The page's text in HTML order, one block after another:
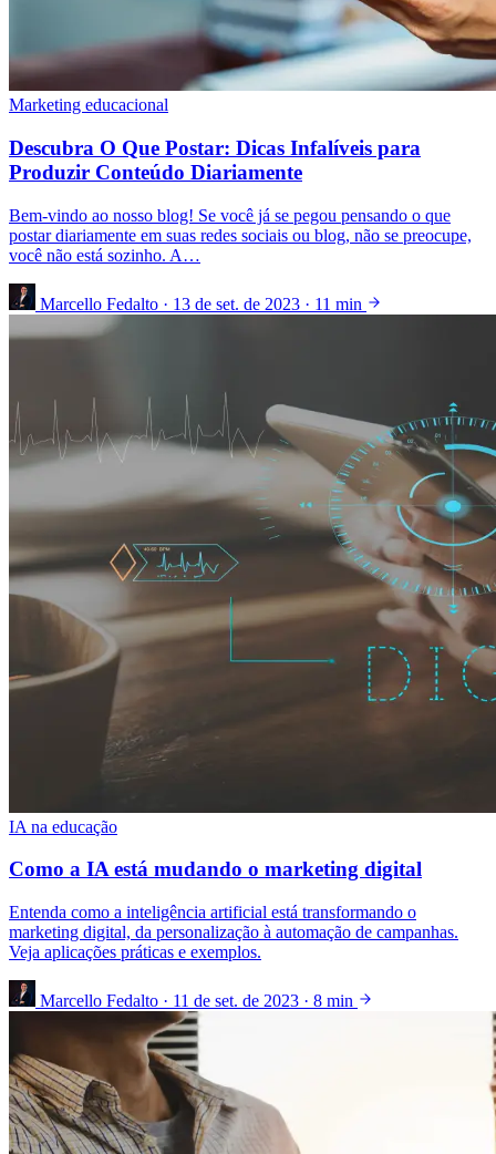
Marketing educacional
Descubra O Que Postar: Dicas Infalíveis para
Produzir Conteúdo Diariamente
Bem-vindo ao nosso blog! Se você já se pegou pensando o que
postar diariamente em suas redes sociais ou blog, não se preocupe,
você não está sozinho. A…
Marcello Fedalto · 13 de set. de 2023 · 11 min
IA na educação
Como a IA está mudando o marketing digital
Entenda como a inteligência artificial está transformando o
marketing digital, da personalização à automação de campanhas.
Veja aplicações práticas e exemplos.
Marcello Fedalto · 11 de set. de 2023 · 8 min